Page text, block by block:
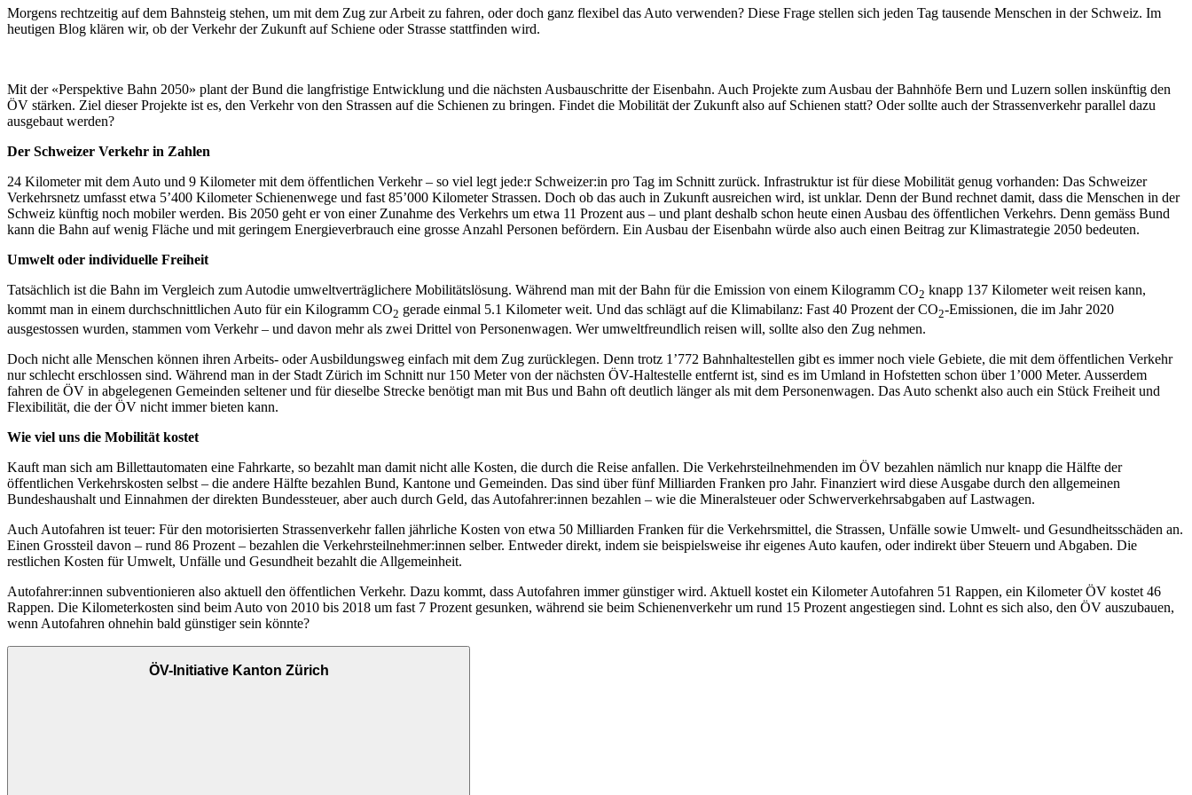
Morgens rechtzeitig auf dem Bahnsteig stehen, um mit dem Zug zur Arbeit zu fahren, oder doch ganz flexibel das Auto verwenden? Diese Frage stellen sich jeden Tag tausende Menschen in der Schweiz. Im
heutigen Blog klären wir, ob der Verkehr der Zukunft auf Schiene oder Strasse stattfinden wird.
Mit der «Perspektive Bahn 2050» plant der Bund die langfristige Entwicklung und die nächsten Ausbauschritte der Eisenbahn. Auch Projekte zum Ausbau der Bahnhöfe Bern und Luzern sollen inskünftig den
ÖV stärken. Ziel dieser Projekte ist es, den Verkehr von den Strassen auf die Schienen zu bringen. Findet die Mobilität der Zukunft also auf Schienen statt? Oder sollte auch der Strassenverkehr parallel dazu
ausgebaut werden?
Der Schweizer Verkehr in Zahlen
24 Kilometer mit dem Auto und 9 Kilometer mit dem öffentlichen Verkehr – so viel legt jede:r Schweizer:in pro Tag im Schnitt zurück. Infrastruktur ist für diese Mobilität genug vorhanden: Das Schweizer
Verkehrsnetz umfasst etwa 5’400 Kilometer Schienenwege und fast 85’000 Kilometer Strassen. Doch ob das auch in Zukunft ausreichen wird, ist unklar. Denn der Bund rechnet damit, dass die Menschen in der
Schweiz künftig noch mobiler werden. Bis 2050 geht er von einer Zunahme des Verkehrs um etwa 11 Prozent aus – und plant deshalb schon heute einen Ausbau des öffentlichen Verkehrs. Denn gemäss Bund
kann die Bahn auf wenig Fläche und mit geringem Energieverbrauch eine grosse Anzahl Personen befördern. Ein Ausbau der Eisenbahn würde also auch einen Beitrag zur Klimastrategie 2050 bedeuten.
Umwelt oder individuelle Freiheit
Tatsächlich ist die Bahn im Vergleich zum Autodie umweltverträglichere Mobilitätslösung. Während man mit der Bahn für die Emission von einem Kilogramm CO2 knapp 137 Kilometer weit reisen kann,
kommt man in einem durchschnittlichen Auto für ein Kilogramm CO2 gerade einmal 5.1 Kilometer weit. Und das schlägt auf die Klimabilanz: Fast 40 Prozent der CO2-Emissionen, die im Jahr 2020
ausgestossen wurden, stammen vom Verkehr – und davon mehr als zwei Drittel von Personenwagen. Wer umweltfreundlich reisen will, sollte also den Zug nehmen.
Doch nicht alle Menschen können ihren Arbeits- oder Ausbildungsweg einfach mit dem Zug zurücklegen. Denn trotz 1’772 Bahnhaltestellen gibt es immer noch viele Gebiete, die mit dem öffentlichen Verkehr
nur schlecht erschlossen sind. Während man in der Stadt Zürich im Schnitt nur 150 Meter von der nächsten ÖV-Haltestelle entfernt ist, sind es im Umland in Hofstetten schon über 1’000 Meter. Ausserdem
fahren de ÖV in abgelegenen Gemeinden seltener und für dieselbe Strecke benötigt man mit Bus und Bahn oft deutlich länger als mit dem Personenwagen. Das Auto schenkt also auch ein Stück Freiheit und
Flexibilität, die der ÖV nicht immer bieten kann.
Wie viel uns die Mobilität kostet
Kauft man sich am Billettautomaten eine Fahrkarte, so bezahlt man damit nicht alle Kosten, die durch die Reise anfallen. Die Verkehrsteilnehmenden im ÖV bezahlen nämlich nur knapp die Hälfte der
öffentlichen Verkehrskosten selbst – die andere Hälfte bezahlen Bund, Kantone und Gemeinden. Das sind über fünf Milliarden Franken pro Jahr. Finanziert wird diese Ausgabe durch den allgemeinen
Bundeshaushalt und Einnahmen der direkten Bundessteuer, aber auch durch Geld, das Autofahrer:innen bezahlen – wie die Mineralsteuer oder Schwerverkehrsabgaben auf Lastwagen.
Auch Autofahren ist teuer: Für den motorisierten Strassenverkehr fallen jährliche Kosten von etwa 50 Milliarden Franken für die Verkehrsmittel, die Strassen, Unfälle sowie Umwelt- und Gesundheitsschäden an.
Einen Grossteil davon – rund 86 Prozent – bezahlen die Verkehrsteilnehmer:innen selber. Entweder direkt, indem sie beispielsweise ihr eigenes Auto kaufen, oder indirekt über Steuern und Abgaben. Die
restlichen Kosten für Umwelt, Unfälle und Gesundheit bezahlt die Allgemeinheit.
Autofahrer:innen subventionieren also aktuell den öffentlichen Verkehr. Dazu kommt, dass Autofahren immer günstiger wird. Aktuell kostet ein Kilometer Autofahren 51 Rappen, ein Kilometer ÖV kostet 46
Rappen. Die Kilometerkosten sind beim Auto von 2010 bis 2018 um fast 7 Prozent gesunken, während sie beim Schienenverkehr um rund 15 Prozent angestiegen sind. Lohnt es sich also, den ÖV auszubauen,
wenn Autofahren ohnehin bald günstiger sein könnte?
ÖV-Initiative Kanton Zürich